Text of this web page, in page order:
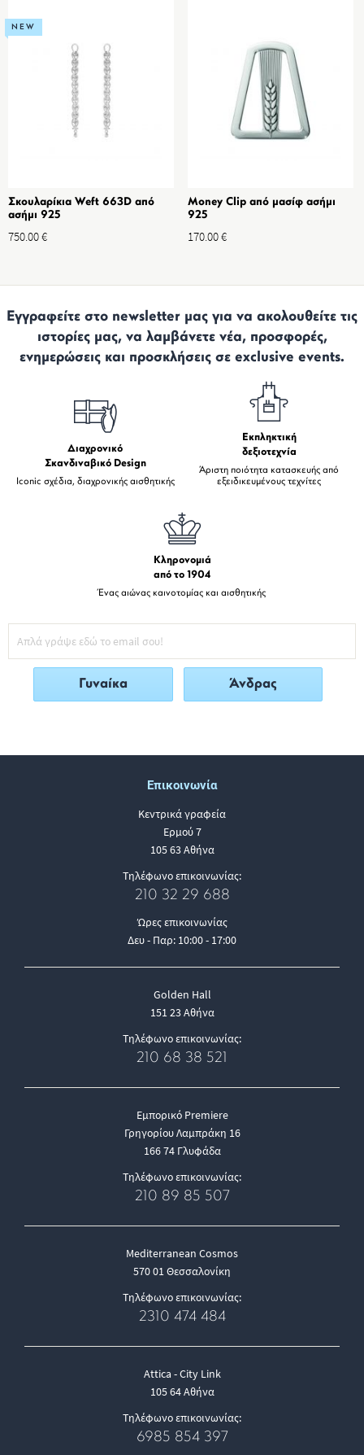
NEW
Σκουλαρίκια Weft 663D από
ασήμι 925
750.00€
Money Clip από μασίφ ασήμι
925
170.00€
Εγγραφείτε στο newsletter μας για να ακολουθείτε τις
ιστορίες μας, να λαμβάνετε νέα, προσφορές,
ενημερώσεις και προσκλήσεις σε exclusive events.
Διαχρονικό
Σκανδιναβικό Design
Iconic σχέδια, διαχρονικής αισθητικής
Εκπληκτική
δεξιοτεχνία
Άριστη ποιότητα κατασκευής από
εξειδικευμένους τεχνίτες
Κληρονομιά
από το 1904
Ένας αιώνας καινοτομίας και αισθητικής
Γυναίκα Άνδρας
Επικοινωνία
Κεντρικά γραφεία
Ερμού 7
105 63 Αθήνα
Τηλέφωνο επικοινωνίας:
210 32 29 688
Ώρες επικοινωνίας
Δευ - Παρ: 10:00 - 17:00
Golden Hall
151 23 Αθήνα
Τηλέφωνο επικοινωνίας:
210 68 38 521
Εμπορικό Premiere
Γρηγορίου Λαμπράκη 16
166 74 Γλυφάδα
Τηλέφωνο επικοινωνίας:
210 89 85 507
Mediterranean Cosmos
570 01 Θεσσαλονίκη
Τηλέφωνο επικοινωνίας:
2310 474 484
Attica - City Link
105 64 Αθήνα
Τηλέφωνο επικοινωνίας:
6985 854 397